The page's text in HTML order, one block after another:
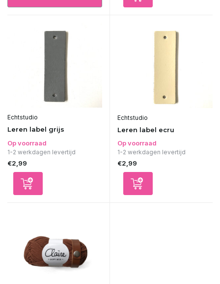
Echtstudio
Leren label grijs
Op voorraad
1-2 werkdagen levertijd
€2,99
Echtstudio
Leren label ecru
Op voorraad
1-2 werkdagen levertijd
€2,99